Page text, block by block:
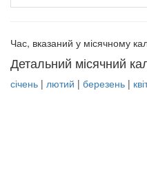
Час, вказаний у місячному
Детальний місячний
січень | лютий | березень |